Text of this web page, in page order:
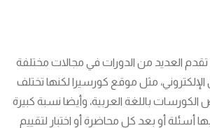
العديد من الدورات في مجالات مختلفة
مثل موقع كورسيرا لكنها تختلف
باللغة العربية، وأيضا نسبة كبيرة
أسئلة أو بعد كل محاضرة أو اختبار لتقييم